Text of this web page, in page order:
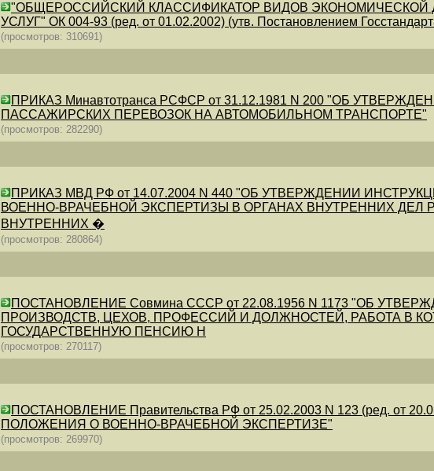
"ОБЩЕРОССИЙСКИЙ КЛАССИФИКАТОР ВИДОВ ЭКОНОМИЧЕСКОЙ
УСЛУГ" ОК 004-93 (ред. от 01.02.2002) (утв. Постановлением
(просмотров: 310691)
ПРИКАЗ Минавтотранса РСФСР от 31.12.1981 N 200 "ОБ
ПАССАЖИРСКИХ ПЕРЕВОЗОК НА АВТОМОБИЛЬНОМ ТРАНСПОРТЕ"
(просмотров: 282290)
ПРИКАЗ МВД РФ от 14.07.2004 N 440 "ОБ УТВЕРЖДЕНИИ
ВОЕННО-ВРАЧЕБНОЙ ЭКСПЕРТИЗЫ В ОРГАНАХ ВНУТРЕННИХ ДЕЛ
ВНУТРЕННИХ �
(просмотров: 280864)
ПОСТАНОВЛЕНИЕ Совмина СССР от 22.08.1956 N 1173 "ОБ
ПРОИЗВОДСТВ, ЦЕХОВ, ПРОФЕССИЙ И ДОЛЖНОСТЕЙ, РАБОТА В
ГОСУДАРСТВЕННУЮ ПЕНСИЮ Н
(просмотров: 270117)
ПОСТАНОВЛЕНИЕ Правительства РФ от 25.02.2003 N 123 (ред. от
ПОЛОЖЕНИЯ О ВОЕННО-ВРАЧЕБНОЙ ЭКСПЕРТИЗЕ"
(просмотров: 269970)